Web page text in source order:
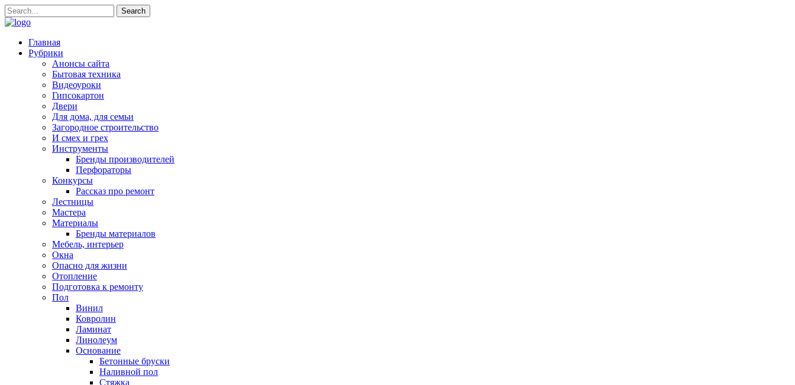
Главная
Рубрики
Анонсы сайта
Бытовая техника
Видеоуроки
Гипсокартон
Двери
Для дома, для семьи
Загородное строительство
И смех и грех
Инструменты
Бренды производителей
Перфораторы
Конкурсы
Рассказ про ремонт
Лестницы
Мастера
Материалы
Бренды материалов
Мебель, интерьер
Окна
Опасно для жизни
Отопление
Подготовка к ремонту
Пол
Винил
Ковролин
Ламинат
Линолеум
Основание
Бетонные бруски
Наливной пол
Стяжка